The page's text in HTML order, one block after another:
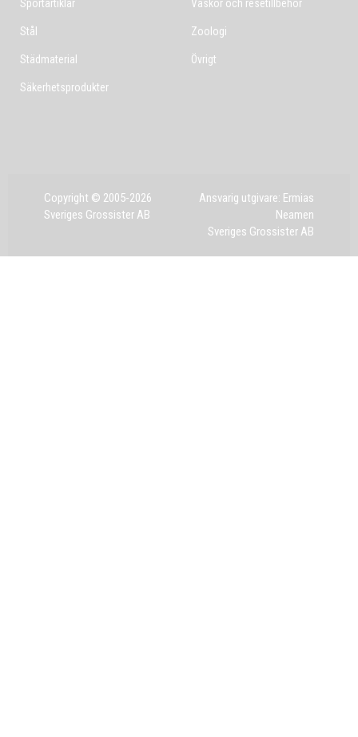
Sportartiklar
Stål
Städmaterial
Säkerhetsprodukter
Väskor och resetillbehör
Zoologi
Övrigt
Copyright © 2005-2026
Sveriges Grossister AB
Ansvarig utgivare: Ermias
Neamen
Sveriges Grossister AB